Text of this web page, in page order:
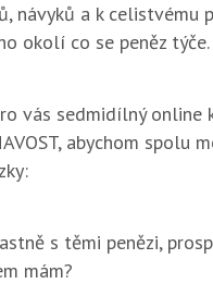
návyků a k celistvému
okolí co se peněz týče.
vás sedmidílný online
abychom spolu
s těmi penězi,
mám?